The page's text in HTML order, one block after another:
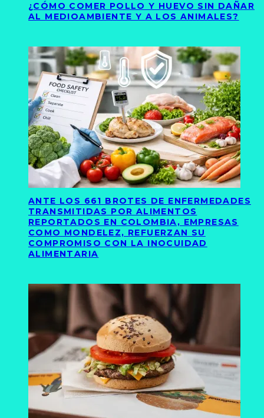
¿CÓMO COMER POLLO Y HUEVO SIN DAÑAR
AL MEDIOAMBIENTE Y A LOS ANIMALES?
ANTE LOS 661 BROTES DE ENFERMEDADES
TRANSMITIDAS POR ALIMENTOS
REPORTADOS EN COLOMBIA, EMPRESAS
COMO MONDELEZ, REFUERZAN SU
COMPROMISO CON LA INOCUIDAD
ALIMENTARIA